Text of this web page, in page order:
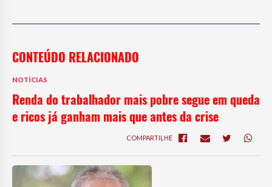
CONTEÚDO RELACIONADO
NOTÍCIAS
Renda do trabalhador mais pobre segue em queda
e ricos já ganham mais que antes da crise
COMPARTILHE